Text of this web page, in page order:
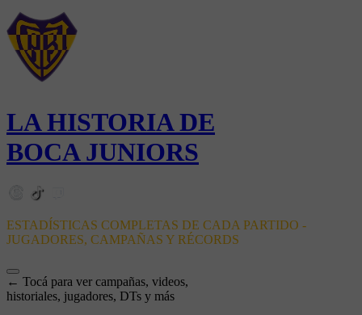
LA HISTORIA DE
BOCA JUNIORS
ESTADÍSTICAS COMPLETAS DE CADA PARTIDO -
JUGADORES, CAMPAÑAS Y RÉCORDS
← Tocá para ver campañas, videos,
historiales, jugadores, DTs y más